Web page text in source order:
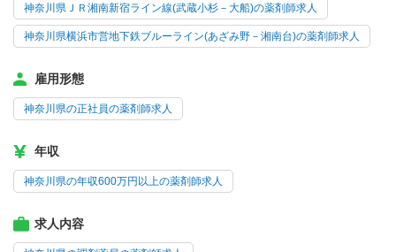
神奈川県ＪＲ湘南新宿ライン線(武蔵小杉－大船)の薬剤師求人
神奈川県横浜市営地下鉄ブルーライン(あざみ野－湘南台)の薬剤師求人
雇用形態
神奈川県の正社員の薬剤師求人
年収
神奈川県の年収600万円以上の薬剤師求人
求人内容